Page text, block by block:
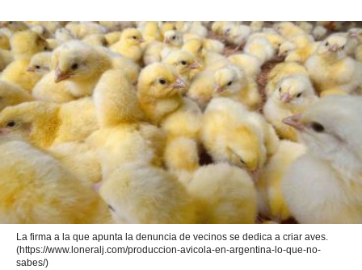
La firma a la que apunta la denuncia de vecinos se dedica a criar aves.
(https://www.loneralj.com/produccion-avicola-en-argentina-lo-que-no-
sabes/)